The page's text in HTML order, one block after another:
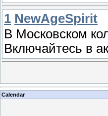
1 NewAgeSpirit
В Московском
Включайтесь в
Calendar